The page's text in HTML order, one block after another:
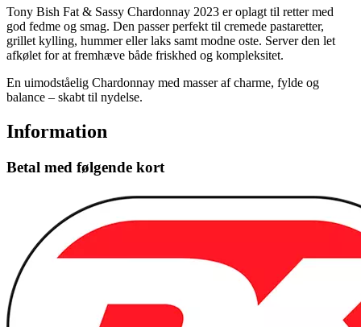
Tony Bish Fat & Sassy Chardonnay 2023 er oplagt til retter med
god fedme og smag. Den passer perfekt til cremede pastaretter,
grillet kylling, hummer eller laks samt modne oste. Server den let
afkølet for at fremhæve både friskhed og kompleksitet.
En uimodståelig Chardonnay med masser af charme, fylde og
balance – skabt til nydelse.
Information
Betal med følgende kort